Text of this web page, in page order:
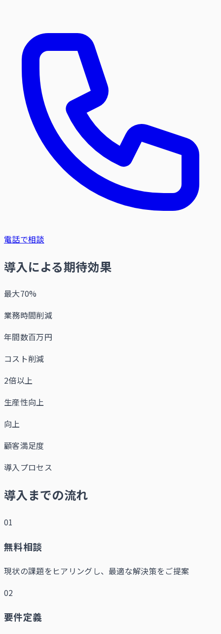
電話で相談
導入による期待効果
最大70%
業務時間削減
年間数百万円
コスト削減
2倍以上
生産性向上
向上
顧客満足度
導入プロセス
導入までの流れ
01
無料相談
現状の課題をヒアリングし、最適な解決策をご提案
02
要件定義